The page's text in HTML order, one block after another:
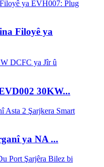
Filoyê ya
30KW...
ya NA ...